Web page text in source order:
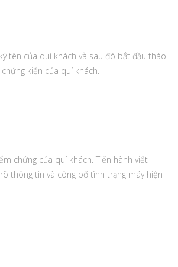
tên của quí khách và sau đó bắt đầu tháo
kiến của quí khách.
chứng của quí khách. Tiến hành viết
thông tin và công bố tình trạng máy hiện